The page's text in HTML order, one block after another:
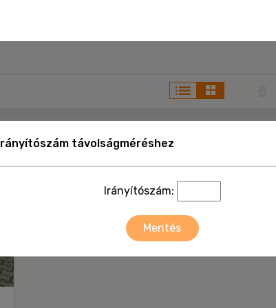
Irányítószám távolságméréshez
Irányítószám:
Mentés